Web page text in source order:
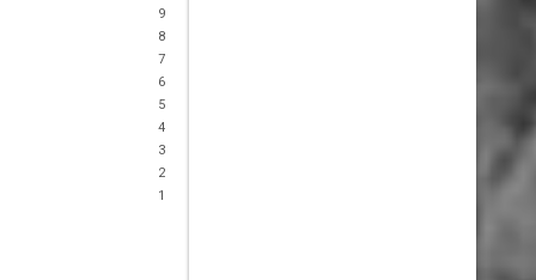
9
8
7
6
5
4
3
2
1